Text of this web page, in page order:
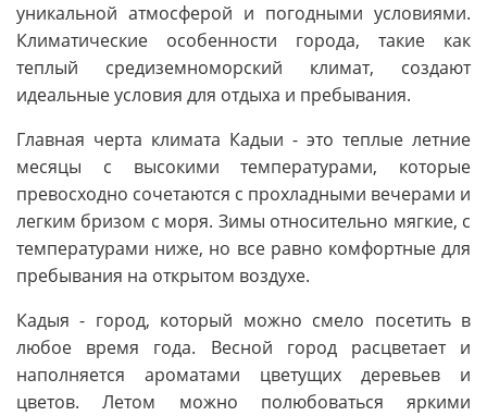
уникальной атмосферой и погодными условиями.
Климатические особенности города, такие как
теплый средиземноморский климат, создают
идеальные условия для отдыха и пребывания.
Главная черта климата Кадыи - это теплые летние
месяцы с высокими температурами, которые
превосходно сочетаются с прохладными вечерами и
легким бризом с моря. Зимы относительно мягкие, с
температурами ниже, но все равно комфортные для
пребывания на открытом воздухе.
Кадыя - город, который можно смело посетить в
любое время года. Весной город расцветает и
наполняется ароматами цветущих деревьев и
цветов. Летом можно полюбоваться яркими